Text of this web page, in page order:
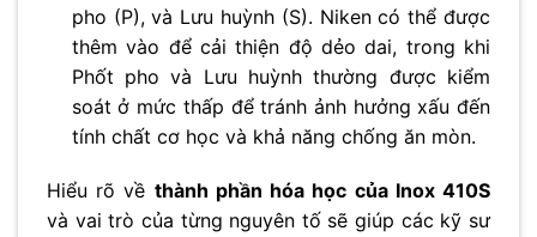
pho (P), và Lưu huỳnh (S). Niken có thể được
thêm vào để cải thiện độ dẻo dai, trong khi
Phốt pho và Lưu huỳnh thường được kiểm
soát ở mức thấp để tránh ảnh hưởng xấu đến
tính chất cơ học và khả năng chống ăn mòn.
Hiểu rõ về thành phần hóa học của Inox 410S
và vai trò của từng nguyên tố sẽ giúp các kỹ sư